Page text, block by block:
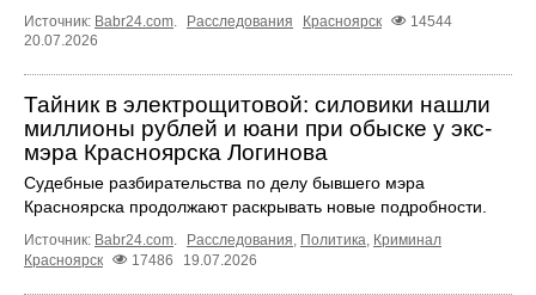
Источник: Babr24.com Расследования Красноярск
14544
20.07.2026
Тайник в электрощитовой: силовики нашли
миллионы рублей и юани при обыске у экс-
мэра Красноярска Логинова
Судебные разбирательства по делу бывшего мэра
Красноярска продолжают раскрывать новые подробности.
Источник: Babr24.com Расследования Политика Криминал
Красноярск
17486 19.07.2026